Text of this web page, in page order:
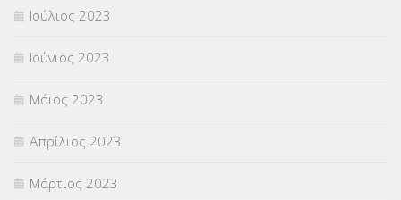
Ιούλιος 2023
Ιούνιος 2023
Μάιος 2023
Απρίλιος 2023
Μάρτιος 2023